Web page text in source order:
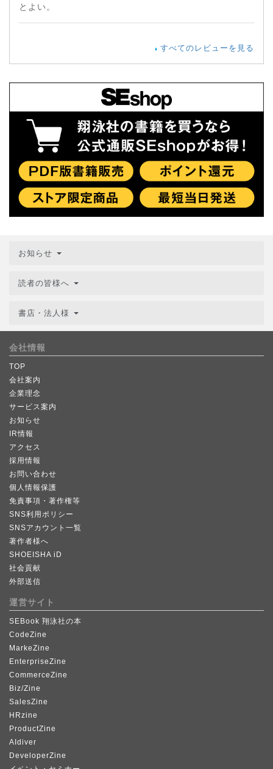
とよい。
すべてのレビューを見る
お知らせ
読者の皆様へ
書店・法人様
会社情報
TOP
会社案内
企業理念
サービス案内
お知らせ
IR情報
アクセス
採用情報
お問い合わせ
個人情報保護
免責事項・著作権等
SNS利用ポリシー
SNSアカウント一覧
著作者様へ
SHOEISHA iD
社会貢献
外部送信
運営サイト
SEBook 翔泳社の本
CodeZine
MarkeZine
EnterpriseZine
CommerceZine
Biz/Zine
SalesZine
HRzine
ProductZine
AIdiver
DeveloperZine